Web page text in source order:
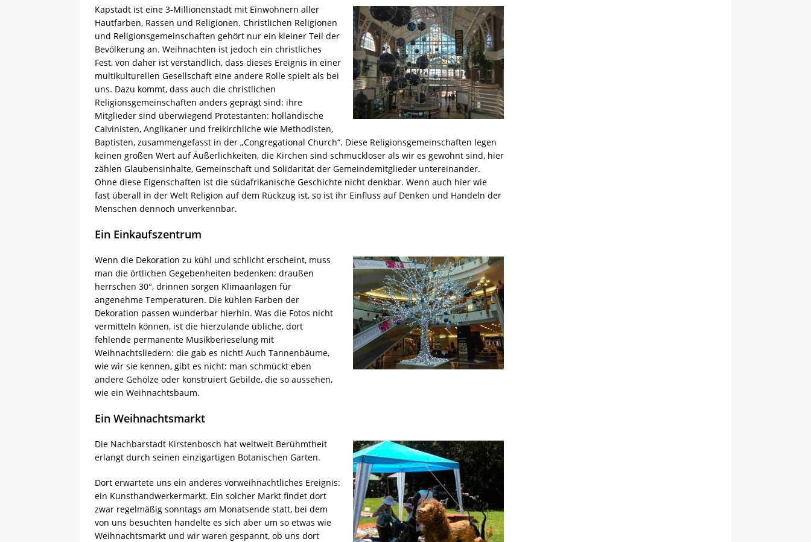
Kapstadt ist eine 3-Millionenstadt mit Einwohnern aller
Hautfarben, Rassen und Religionen. Christlichen Religionen
und Religionsgemeinschaften gehört nur ein kleiner Teil der
Bevölkerung an. Weihnachten ist jedoch ein christliches
Fest, von daher ist verständlich, dass dieses Ereignis in einer
multikulturellen Gesellschaft eine andere Rolle spielt als bei
uns. Dazu kommt, dass auch die christlichen
Religionsgemeinschaften anders geprägt sind: ihre
Mitglieder sind überwiegend Protestanten: holländische
Calvinisten, Anglikaner und freikirchliche wie Methodisten,
Baptisten, zusammengefasst in der „Congregational Church“. Diese Religionsgemeinschaften legen
keinen großen Wert auf Äußerlichkeiten, die Kirchen sind schmuckloser als wir es gewohnt sind, hier
zählen Glaubensinhalte, Gemeinschaft und Solidarität der Gemeindemitglieder untereinander.
Ohne diese Eigenschaften ist die südafrikanische Geschichte nicht denkbar. Wenn auch hier wie
fast überall in der Welt Religion auf dem Rückzug ist, so ist ihr Einfluss auf Denken und Handeln der
Menschen dennoch unverkennbar.
Ein Einkaufszentrum
Wenn die Dekoration zu kühl und schlicht erscheint, muss
man die örtlichen Gegebenheiten bedenken: draußen
herrschen 30°, drinnen sorgen Klimaanlagen für
angenehme Temperaturen. Die kühlen Farben der
Dekoration passen wunderbar hierhin. Was die Fotos nicht
vermitteln können, ist die hierzulande übliche, dort
fehlende permanente Musikberieselung mit
Weihnachtsliedern: die gab es nicht! Auch Tannenbäume,
wie wir sie kennen, gibt es nicht: man schmückt eben
andere Gehölze oder konstruiert Gebilde, die so aussehen,
wie ein Weihnachtsbaum.
Ein Weihnachtsmarkt
Die Nachbarstadt Kirstenbosch hat weltweit Berühmtheit
erlangt durch seinen einzigartigen Botanischen Garten.
Dort erwartete uns ein anderes vorweihnachtliches Ereignis:
ein Kunsthandwerkermarkt. Ein solcher Markt findet dort
zwar regelmäßig sonntags am Monatsende statt, bei dem
von uns besuchten handelte es sich aber um so etwas wie
Weihnachtsmarkt und wir waren gespannt, ob uns dort